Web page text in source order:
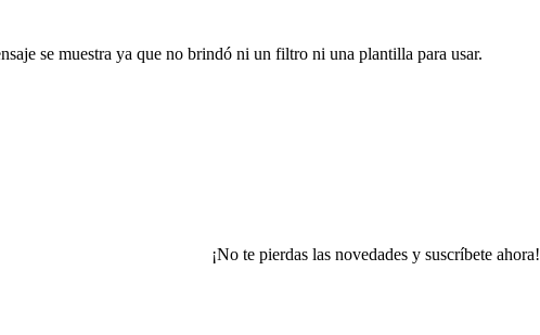
se muestra ya que no brindó ni un filtro ni una plantilla para usar.
¡No te pierdas las novedades y suscríbete ahora!